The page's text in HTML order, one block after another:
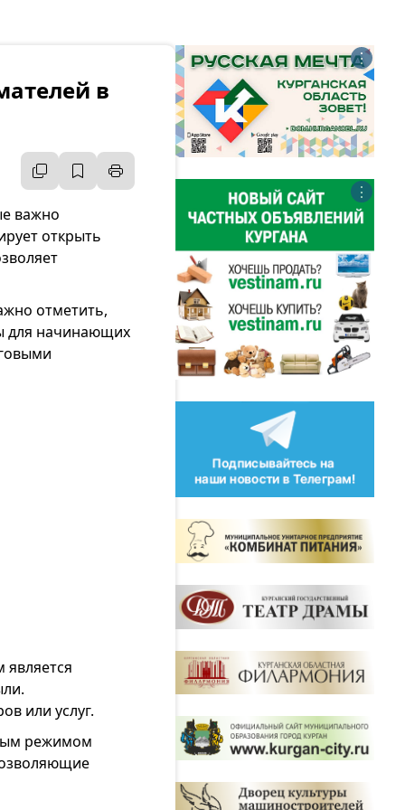
в
важно
открыть
отметить,
для начинающих
или услуг.
режимом
⋮
⋮